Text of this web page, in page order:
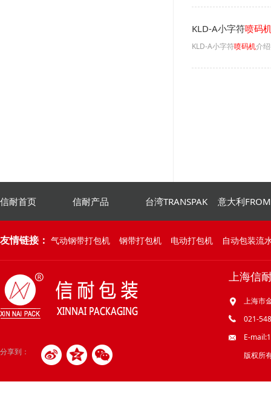
KLD-A小字符喷码
KLD-A小字符喷码机介
信耐首页 信耐产品 台湾TRANSPAK 意大利
友情链接： 气动钢带打包机 钢带打包机 电动打包机 自动包装流
分享到：
上海信
上海市
021-
E-
版权所